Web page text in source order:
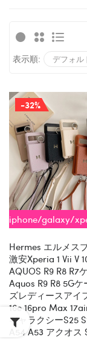
表示順:
-32%
iphone/galaxy/
Hermes エルメス
激安xperia 1 Vii V
AQUOS R9 R8 R7
Aquos R9 R8 5Gケ
ズレディースアイ
16e 16pro Max
ギャラクシーs25
A54 A53 アクオス